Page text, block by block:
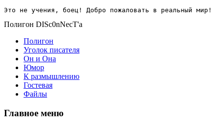
Это не учения, боец! Добро пожаловать в реальный мир!
Полигон DISc0nNecT'a
Полигон
Уголок писателя
Он и Она
Юмор
К размышлению
Гостевая
Файлы
Главное меню